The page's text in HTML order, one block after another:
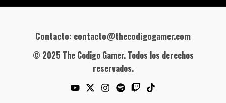
Contacto: contacto@thecodigogamer.com
© 2025 The Codigo Gamer. Todos los derechos
reservados.